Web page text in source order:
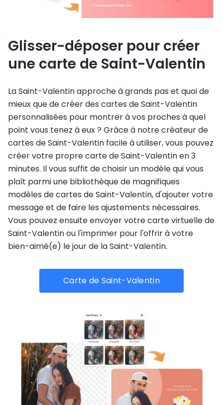
Glisser-déposer pour créer
une carte de Saint-Valentin
La Saint-Valentin approche à grands pas et quoi de
mieux que de créer des cartes de Saint-Valentin
personnalisées pour montrer à vos proches à quel
point vous tenez à eux ? Grâce à notre créateur de
cartes de Saint-Valentin facile à utiliser, vous pouvez
créer votre propre carte de Saint-Valentin en 3
minutes. Il vous suffit de choisir un modèle qui vous
plaît parmi une bibliothèque de magnifiques
modèles de cartes de Saint-Valentin, d'ajouter votre
message et de faire les ajustements nécessaires.
Vous pouvez ensuite envoyer votre carte virtuelle de
Saint-Valentin ou l'imprimer pour l'offrir à votre
bien-aimé(e) le jour de la Saint-Valentin.
Carte de Saint-Valentin